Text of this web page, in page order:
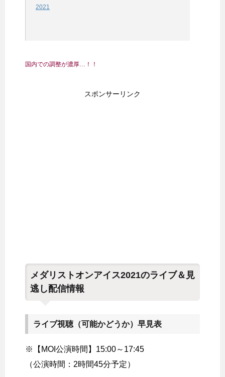
2021
国内での調整が濃厚…！！
スポンサーリンク
メダリストオンアイス2021のライブ＆見
逃し配信情報
ライブ視聴（可能かどうか）早見表
※【MOI公演時間】15:00～17:45
（公演時間：2時間45分予定）